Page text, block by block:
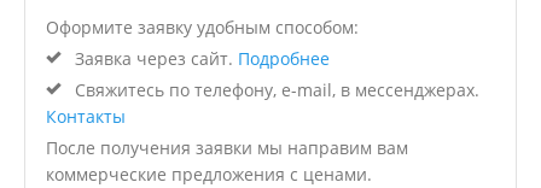
Оформите заявку удобным способом:
Заявка через сайт. Подробнее
Свяжитесь по телефону, e-mail, в мессенджерах.
Контакты
После получения заявки мы направим вам
коммерческие предложения с ценами.